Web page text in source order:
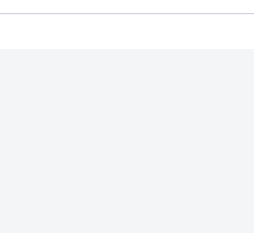
Besucher:innen schwärmen
Team und wollen ein
Wegen mit unserer